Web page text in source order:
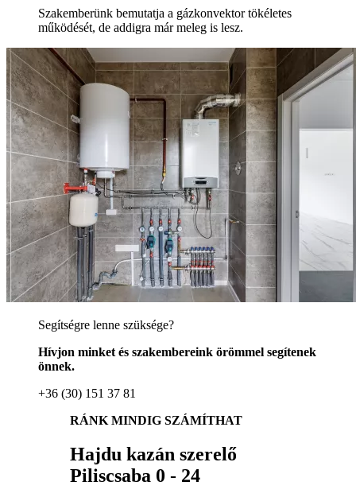
Szakemberünk bemutatja a gázkonvektor tökéletes
működését, de addigra már meleg is lesz.
Segítségre lenne szüksége?
Hívjon minket és szakembereink örömmel segítenek
önnek.
+36 (30) 151 37 81
RÁNK MINDIG SZÁMÍTHAT
Hajdu kazán szerelő
Piliscsaba 0 - 24